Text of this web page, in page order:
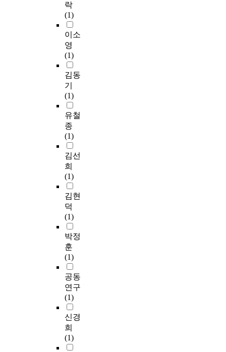
락
(1)
이소
영
(1)
김동
기
(1)
유철
종
(1)
김선
희
(1)
김현
덕
(1)
박정
훈
(1)
공동
연구
(1)
신경
희
(1)